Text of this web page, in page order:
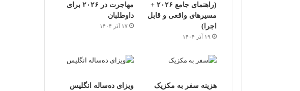
(راهنمای جامع ۲۰۲۶ +
مسیرهای واقعی و قابل
اجرا)
۱۹ آذر ۱۴۰۴
مهاجرت در ۲۰۲۶ برای
داوطلبان
۱۷ آذر ۱۴۰۴
هزینه سفر به مکزیک
ویزای ده‌ساله انگلیس